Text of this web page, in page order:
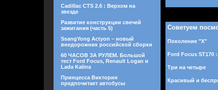
Cadillac CTS 2.6 : Верхом на
звезде
Развитие конструкции свечей
зажигания (часть 5)
SsangYong Actyon – новый
внедорожник российской сборки
60 ЧАСОВ ЗА РУЛЕМ. Большой
тест Ford Focus, Renault Logan и
Lada Kalina
Принцесса Виктория
предпочитает автобусы
Советуем
Поколение "Х"
Ford Focus ST170
Три на четыре
Красивый и